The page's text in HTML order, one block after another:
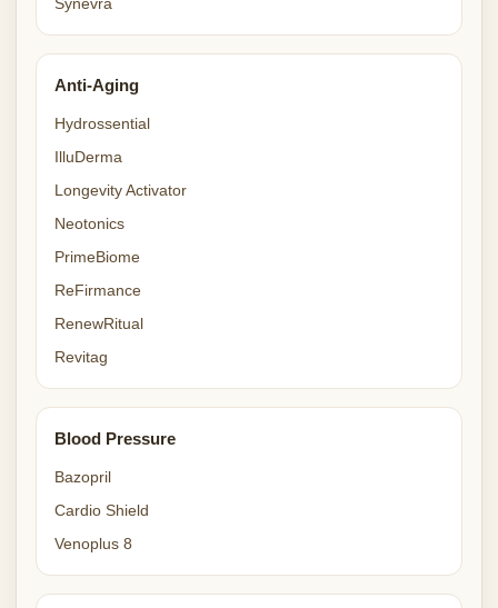
Synevra
Anti-Aging
Hydrossential
IlluDerma
Longevity Activator
Neotonics
PrimeBiome
ReFirmance
RenewRitual
Revitag
Blood Pressure
Bazopril
Cardio Shield
Venoplus 8